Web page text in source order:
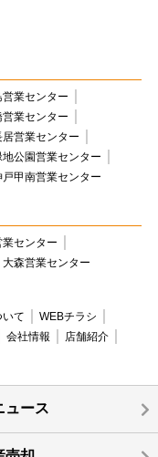
営業センター
営業センター
居営業センター
地公園営業センター
戸甲南営業センター
業センター
大森営業センター
て
WEBチラシ
会社情報
店舗紹介
ュース